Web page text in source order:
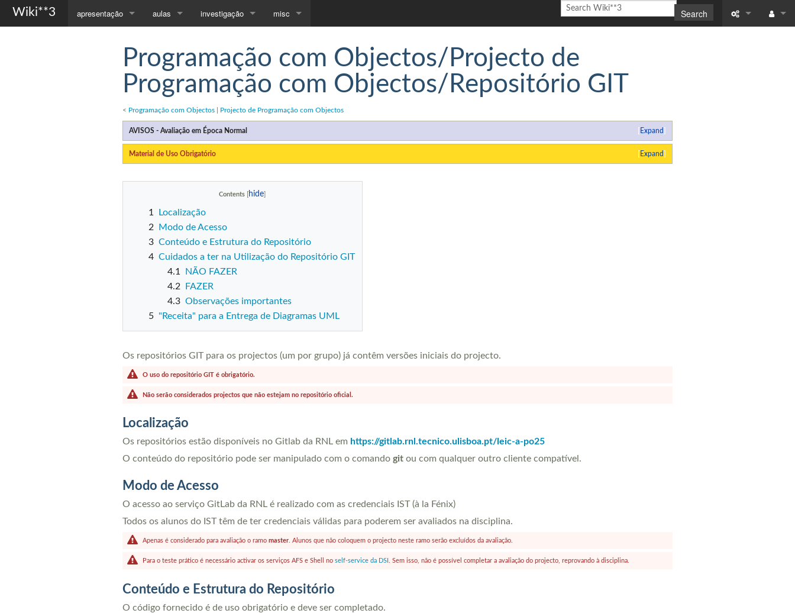
Wiki**3 apresentação aulas
Programação com Objectos
Todas as Disciplinas...
investigação
Publicações
misc
Community portal
Search
Programação com Objectos/Projecto de
Programação com Objectos/Repositório GIT
< Programação com Objectos Projecto de Programação com Objectos
Expand
AVISOS - Avaliação em Época Normal
Expand
Material de Uso Obrigatório
Contents
1
Localização
2
Modo de Acesso
3 Conteúdo e Estrutura do Repositório
4 Cuidados a ter na Utilização do Repositório GIT
4.1
NÃO FAZER
4.2
FAZER
4.3 Observações importantes
5 "Receita" para a Entrega de Diagramas UML
Os repositórios GIT para os projectos (um por grupo) já contêm versões iniciais do projecto.
O uso do repositório GIT é obrigatório.
Não serão considerados projectos que não estejam no repositório oficial.
Localização
Os repositórios estão disponíveis no Gitlab da RNL em https://gitlab.rnl.tecnico.ulisboa.pt/leic-a-po25
O conteúdo do repositório pode ser manipulado com o comando git ou com qualquer outro cliente compatível.
Modo de Acesso
O acesso ao serviço GitLab da RNL é realizado com as credenciais IST (à la Fénix)
Todos os alunos do IST têm de ter credenciais válidas para poderem ser avaliados na disciplina.
Apenas é considerado para avaliação o ramo master. Alunos que não coloquem o projecto neste ramo serão excluídos da avaliação.
Para o teste prático é necessário activar os serviços AFS e Shell no self-service da DSI . Sem isso, não é possível completar a avaliação do projecto, reprovando à disciplina.
Conteúdo e Estrutura do Repositório
O código fornecido é de uso obrigatório e deve ser completado.